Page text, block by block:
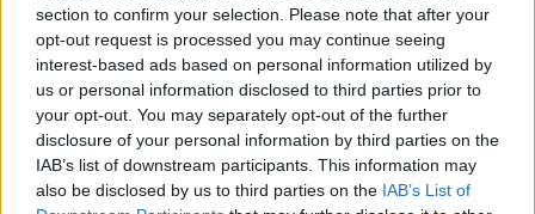
section to confirm your selection. Please note that after your
opt-out request is processed you may continue seeing
interest-based ads based on personal information utilized by
us or personal information disclosed to third parties prior to
your opt-out. You may separately opt-out of the further
disclosure of your personal information by third parties on the
IAB’s list of downstream participants. This information may
also be disclosed by us to third parties on the IAB’s List of
Kijelentem, hogy az adatkezelési nyilatkozattartalmát
megismertem és azt elfogadom.
Feliratkozom